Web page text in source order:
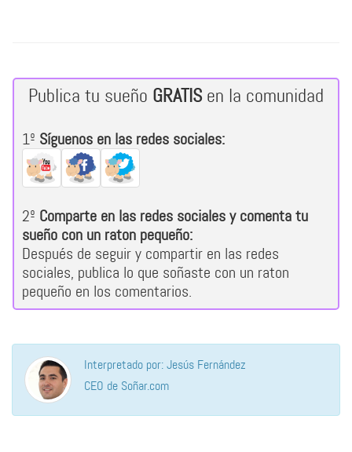
Publica tu sueño GRATISen la comunidad
1º Síguenos en las redes sociales:
2º Comparte en las redes sociales y comenta tu
sueño con un raton pequeño:
Después de seguir y compartir en las redes
sociales, publica lo que soñaste con un raton
pequeño en los comentarios.
Interpretado por: Jesús Fernández
CEO de Soñar.com